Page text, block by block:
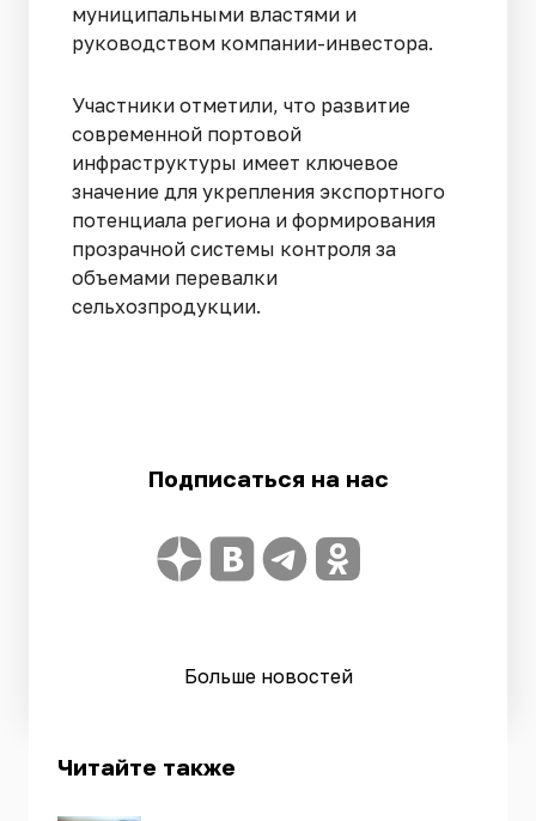
муниципальными властями и
руководством компании-инвестора.
Участники отметили, что развитие
современной портовой
инфраструктуры имеет ключевое
значение для укрепления экспортного
потенциала региона и формирования
прозрачной системы контроля за
объемами перевалки
сельхозпродукции.
Подписаться на нас
Больше новостей
Читайте также